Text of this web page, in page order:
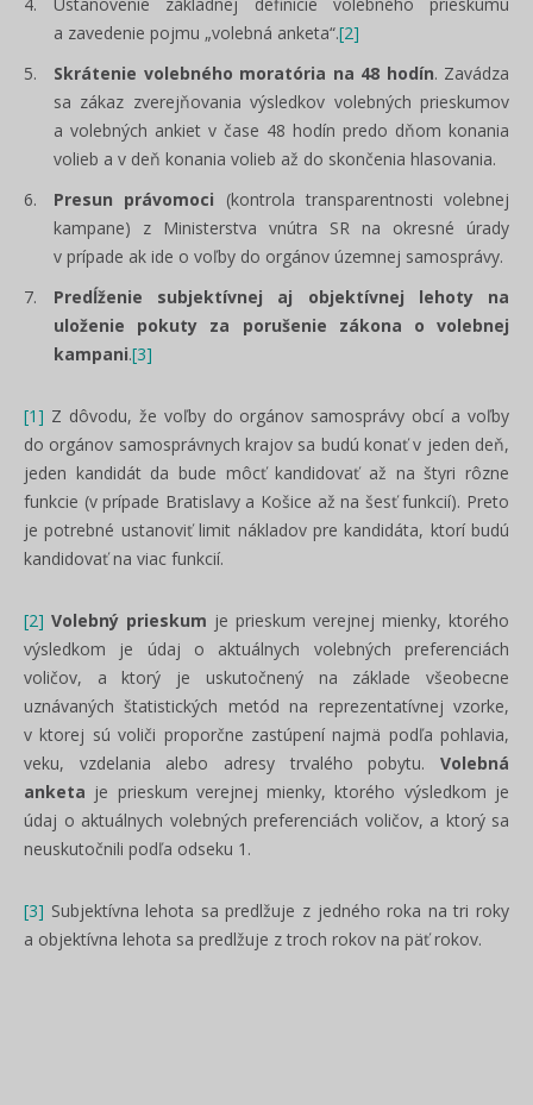
a zavedenie pojmu „volebná anketa“.[2]
Skrátenie volebného moratória na 48 hodín. Zavádza
sa zákaz zverejňovania výsledkov volebných prieskumov
a volebných ankiet v čase 48 hodín predo dňom konania
volieb a v deň konania volieb až do skončenia hlasovania.
Presun právomoci (kontrola transparentnosti volebnej
kampane) z Ministerstva vnútra SR na okresné úrady
v prípade ak ide o voľby do orgánov územnej samosprávy.
Predĺženie subjektívnej aj objektívnej lehoty na
uloženie pokuty za porušenie zákona o volebnej
kampani.[3]
[1] Z dôvodu, že voľby do orgánov samosprávy obcí a voľby
do orgánov samosprávnych krajov sa budú konať v jeden deň,
jeden kandidát da bude môcť kandidovať až na štyri rôzne
funkcie (v prípade Bratislavy a Košice až na šesť funkcií). Preto
je potrebné ustanoviť limit nákladov pre kandidáta, ktorí budú
kandidovať na viac funkcií.
[2] Volebný prieskum je prieskum verejnej mienky, ktorého
výsledkom je údaj o aktuálnych volebných preferenciách
voličov, a ktorý je uskutočnený na základe všeobecne
uznávaných štatistických metód na reprezentatívnej vzorke,
v ktorej sú voliči proporčne zastúpení najmä podľa pohlavia,
veku, vzdelania alebo adresy trvalého pobytu. Volebná
anketa je prieskum verejnej mienky, ktorého výsledkom je
údaj o aktuálnych volebných preferenciách voličov, a ktorý sa
neuskutočnili podľa odseku 1.
[3] Subjektívna lehota sa predlžuje z jedného roka na tri roky
a objektívna lehota sa predlžuje z troch rokov na päť rokov.